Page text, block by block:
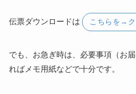
伝票ダウンロードは こちらを→ク
でも、お急ぎ時は、必要事項（お
ればメモ用紙などで十分です。